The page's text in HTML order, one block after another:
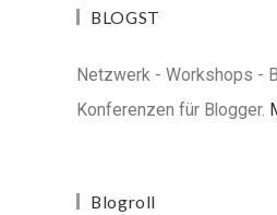
BLOGST
Netzwerk - Workshops -
Konferenzen für Blogger.
Blogroll